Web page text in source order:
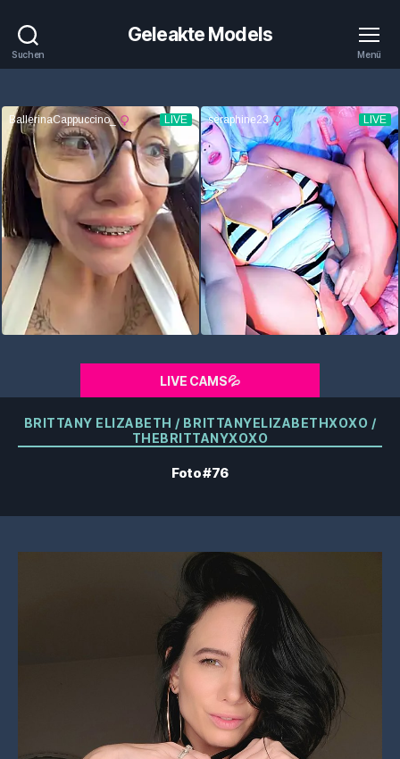
Suchen
Geleakte Models
Menü
LIVE CAMS💦
Kategorien
BRITTANY ELIZABETH / BRITTANYELIZABETHXOXO /
THEBRITTANYXOXO
Foto #76